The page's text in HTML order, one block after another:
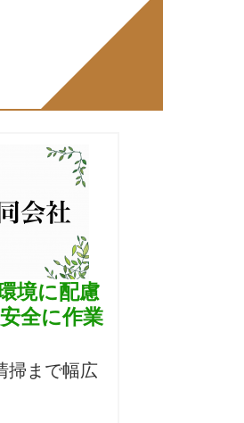
境に配慮
全に作業
掃まで幅広